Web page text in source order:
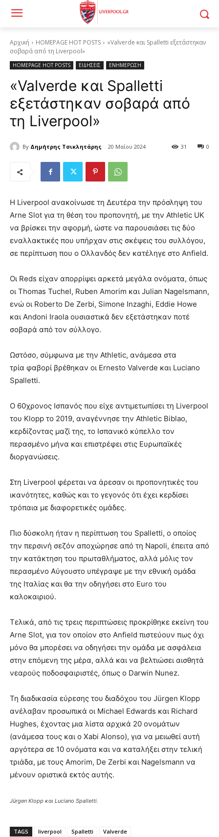
Αρχική HOMEPAGE HOT POSTS
«Valverde και Spalletti εξετάστηκαν
σοβαρά από τη Liverpool»
HOMEPAGE HOT POSTS ΕΙΔΗΣΕΙΣ ΕΝΗΜΕΡΩΣΗ
«Valverde και Spalletti
εξετάστηκαν σοβαρά από
τη Liverpool»
By Δημήτρης Τσικλητάρης 20 Μαΐου 2024 0
31
Η Liverpool ανακοίνωσε τη Δευτέρα την πρόσληψη του
Arne Slot για τη θέση του προπονητή, με την Athletic UK
να βρίσκει την αφορμή, ώστε να παρουσιάσει τις δύο
εναλλακτικές που υπήρχαν στις σκέψεις του συλλόγου,
σε περίπτωση που ο Ολλανδός δεν κατέληγε στο Anfield.
Οι Reds είχαν απορρίψει αρκετά μεγάλα ονόματα, όπως
οι Thomas Tuchel, Ruben Amorim και Julian Nagelsmann,
ενώ οι Roberto De Zerbi, Simone Inzaghi, Eddie Howe
και Andoni Iraola ουσιαστικά δεν εξετάστηκαν ποτέ
σοβαρά από τον σύλλογο.
Ωστόσο, σύμφωνα με την Athletic, ανάμεσα στα
τρία φαβορί βρέθηκαν οι Ernesto Valverde και Luciano
Spalletti.
Ο 60χρονος Ισπανός που είχε αντιμετωπίσει τη Liverpool
του Klopp το 2019, αναγέννησε την Athletic Biblao,
κερδίζοντας μαζί της, το Ισπανικό κύπελλο τον
περασμένο μήνα και επιστρέφει στις Ευρωπαϊκές
διοργανώσεις.
Στη Liverpool φέρεται να άρεσαν οι προπονητικές του
ικανότητες, καθώς και το γεγονός ότι έχει κερδίσει
τρόπαια με διαφορετικές ομάδες.
Πιο δύσκολη ήταν η περίπτωση του Spalletti, ο οποίος
την περσινή σεζόν αποχώρησε από τη Napoli, έπειτα από
την κατάκτηση του πρωταθλήματος, αλλά μόλις τον
περασμένο Αύγουστο υπέγραψε με την εθνική ομάδα
της Ιταλίας και θα την οδηγήσει στο Euro του
καλοκαιριού.
Τελικά, από τις τρεις περιπτώσεις προκρίθηκε εκείνη του
Arne Slot, για τον οποίον στο Anfield πιστεύουν πως όχι
μόνο θα μπορέσει να οδηγήσει την ομάδα με ασφάλεια
στην επόμενη της μέρα, αλλά και να βελτιώσει αισθητά
νεαρούς ποδοσφαιριστές, όπως ο Darwin Nunez.
Τη διαδικασία εύρεσης του διαδόχου του Jürgen Klopp
ανέλαβαν προσωπικά οι Michael Edwards και Richard
Hughes, έχοντας μια λίστα αρχικά 20 ονομάτων
(ανάμεσα τους και ο Xabi Alonso), για να μειωθεί αυτή
αργότερα σε 10 ονόματα και να καταλήξει στην τελική
τριάδα, με τους Amorim, De Zerbi και Nagelsmann να
μένουν οριστικά εκτός αυτής.
Jürgen Klopp και Luciano Spalletti.
TAGS liverpool Spalletti Valverde